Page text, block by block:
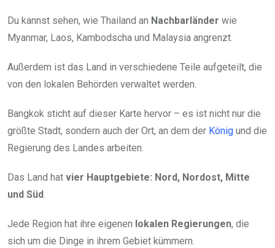
Du kannst sehen, wie Thailand an Nachbarländer wie
Myanmar, Laos, Kambodscha und Malaysia angrenzt.
Außerdem ist das Land in verschiedene Teile aufgeteilt, die
von den lokalen Behörden verwaltet werden.
Bangkok sticht auf dieser Karte hervor – es ist nicht nur die
größte Stadt, sondern auch der Ort, an dem der König und die
Regierung des Landes arbeiten.
Das Land hat vier Hauptgebiete: Nord, Nordost, Mitte
und Süd
Jede Region hat ihre eigenen lokalen Regierungen, die
sich um die Dinge in ihrem Gebiet kümmern.